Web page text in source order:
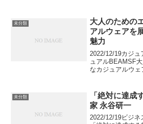
めの15品のおか
もちろん、...
未分類
大人のための
アルウェアを
魅力
2022/12/19カジ
ュアルBEAMSF
なカジュアルウェ
らトレンドをう
ィ...
未分類
「絶対に達成
家 永谷研一
2022/12/19ビジ